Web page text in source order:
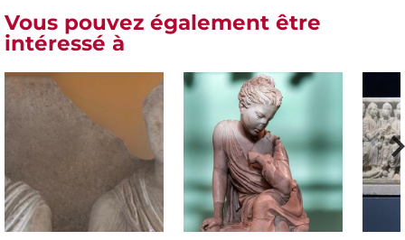
Vous pouvez également être
intéressé à